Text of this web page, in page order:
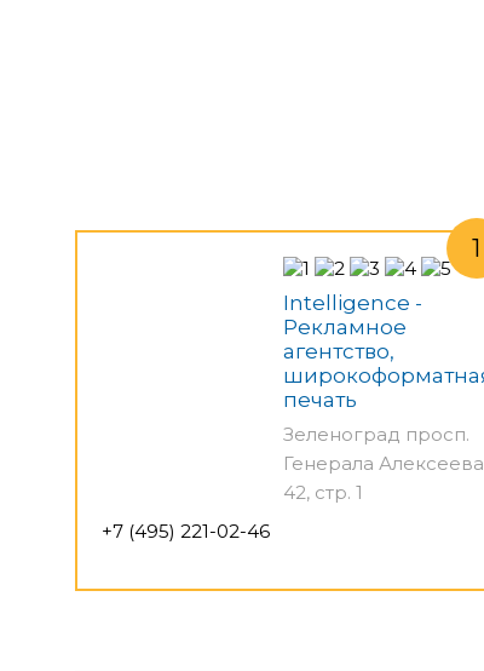
Intelligence -
Рекламное
агентство,
печать
Зеленоград просп.
Генерала
42, стр. 1
+7 (495) 221-02-46